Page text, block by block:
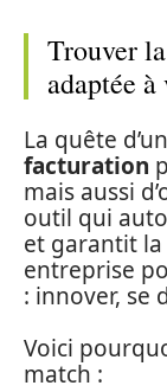
Trouver
adaptée
La quête d’un
facturation
mais aussi
outil qui
et garantit
entreprise
: innover, se
Voici
match :